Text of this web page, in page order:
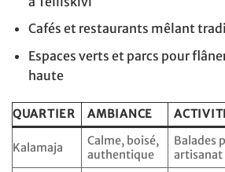
Cafés et restaurants mêlant
Espaces verts et parcs pour
haute
QUARTIER AMBIANCE
Kalamaja
Calme, boisé,
authentique
Balades